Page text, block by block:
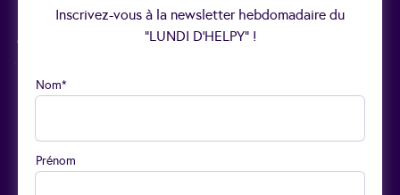
Inscrivez-vous à la newsletter hebdomadaire du
“LUNDI D’HELPY” !
Nom*
Prénom